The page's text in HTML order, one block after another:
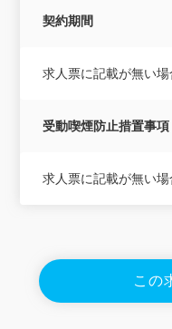
契約期間
求人票に記載が無い場
受動喫煙防止措置事項
求人票に記載が無い場
この